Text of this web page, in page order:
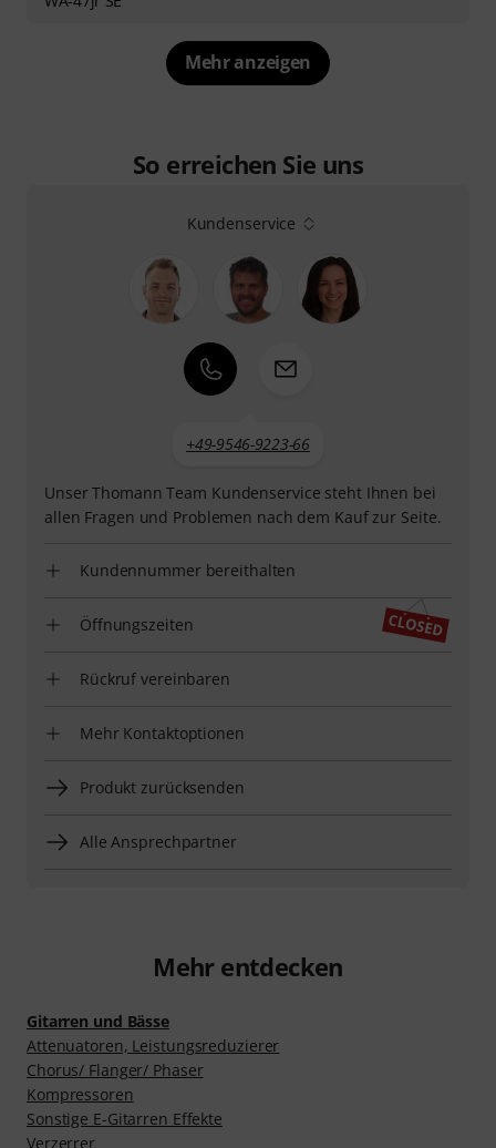
Mehr anzeigen
So erreichen Sie uns
Kundenservice
+49-9546-9223-66
Unser Thomann Team Kundenservice steht Ihnen bei
allen Fragen und Problemen nach dem Kauf zur Seite.
Kundennummer bereithalten
Öffnungszeiten
Rückruf vereinbaren
Mehr Kontaktoptionen
Produkt zurücksenden
Alle Ansprechpartner
Mehr entdecken
Gitarren und Bässe
Attenuatoren, Leistungsreduzierer
Chorus/ Flanger/ Phaser
Kompressoren
Sonstige E-Gitarren Effekte
Verzerrer